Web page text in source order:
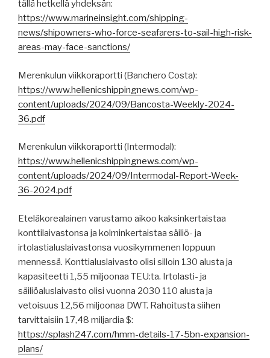
tällä hetkellä yhdeksän:
https://www.marineinsight.com/shipping-
news/shipowners-who-force-seafarers-to-sail-high-risk-
areas-may-face-sanctions/
Merenkulun viikkoraportti (Banchero Costa):
https://www.hellenicshippingnews.com/wp-
content/uploads/2024/09/Bancosta-Weekly-2024-
36.pdf
Merenkulun viikkoraportti (Intermodal):
https://www.hellenicshippingnews.com/wp-
content/uploads/2024/09/Intermodal-Report-Week-
36-2024.pdf
Eteläkorealainen varustamo aikoo kaksinkertaistaa
konttilaivastonsa ja kolminkertaistaa säiliö- ja
irtolastialuslaivastonsa vuosikymmenen loppuun
mennessä. Konttialuslaivasto olisi silloin 130 alusta ja
kapasiteetti 1,55 miljoonaa TEU:ta. Irtolasti- ja
säiliöaluslaivasto olisi vuonna 2030 110 alusta ja
vetoisuus 12,56 miljoonaa DWT. Rahoitusta siihen
tarvittaisiin 17,48 miljardia $:
https://splash247.com/hmm-details-17-5bn-expansion-
plans/